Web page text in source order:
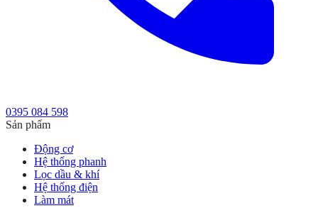
0395 084 598
Sản phẩm
Động cơ
Hệ thống phanh
Lọc dầu & khí
Hệ thống điện
Làm mát